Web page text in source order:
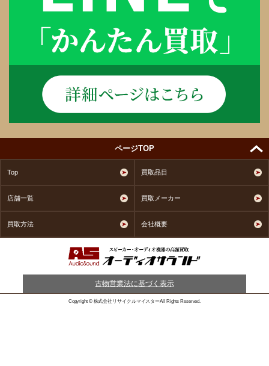
ページTOP
Top 買取品目
店舗一覧 買取メーカー
買取方法 会社概要
古物営業法に基づく表示
Copyright © 株式会社リサイクルマイスターAll Rights Reserved.